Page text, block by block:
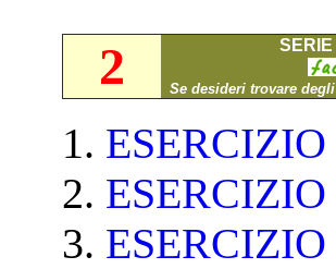
2 Se desideri trovare